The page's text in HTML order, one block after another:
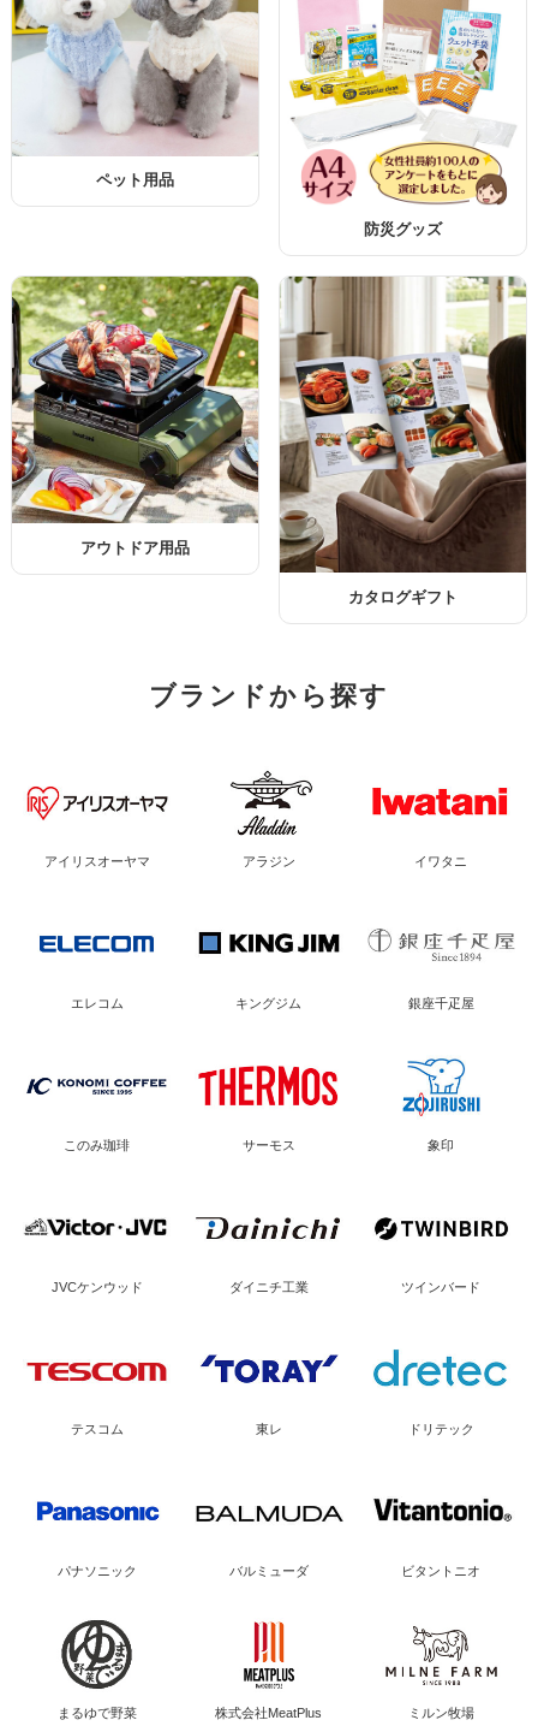
ペット用品
防災グッズ
アウトドア用品
カタログギフト
ブランドから探す
アイリスオーヤマ アラジン イワタニ
エレコム キングジム 銀座千疋屋
このみ珈琲 サーモス 象印
JVCケンウッド ダイニチ工業 ツインバード
テスコム 東レ ドリテック
パナソニック バルミューダ ビタントニオ
まるゆで野菜 株式会社MeatPlus ミルン牧場